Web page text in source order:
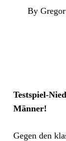
By
Testspiel-
Männer!
Gegen den